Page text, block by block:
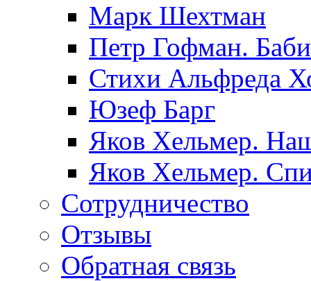
Марк Шехтман
Петр Гофман.
Стихи Альфреда
Юзеф Барг
Яков Хельмер.
Яков Хельмер.
Сотрудничество
Отзывы
Обратная связь